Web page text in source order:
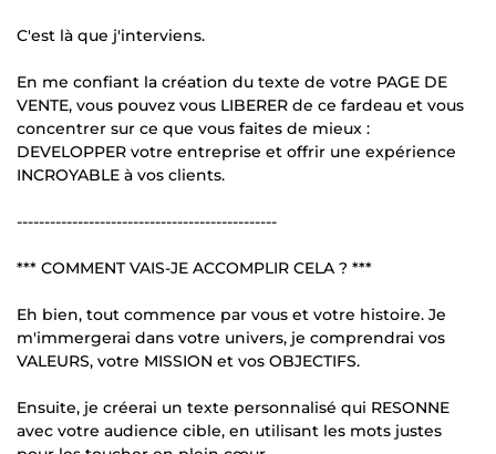
C'est là que j'interviens.
En me confiant la création du texte de votre PAGE DE
VENTE, vous pouvez vous LIBERER de ce fardeau et vous
concentrer sur ce que vous faites de mieux :
DEVELOPPER votre entreprise et offrir une expérience
INCROYABLE à vos clients.
-----------------------------------------------
*** COMMENT VAIS-JE ACCOMPLIR CELA ? ***
Eh bien, tout commence par vous et votre histoire. Je
m'immergerai dans votre univers, je comprendrai vos
VALEURS, votre MISSION et vos OBJECTIFS.
Ensuite, je créerai un texte personnalisé qui RESONNE
avec votre audience cible, en utilisant les mots justes